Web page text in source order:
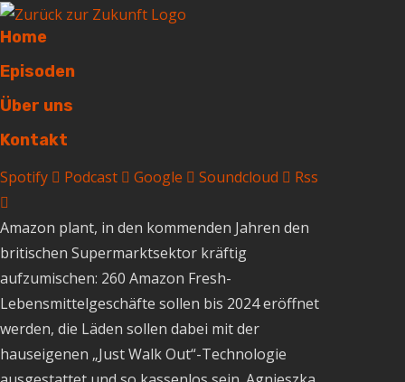
Home
Episoden
Über uns
Kontakt
Spotify
Podcast Google Soundcloud Rss
Amazon plant, in den kommenden Jahren den
britischen Supermarktsektor kräftig
aufzumischen: 260 Amazon Fresh-
Lebensmittelgeschäfte sollen bis 2024 eröffnet
werden, die Läden sollen dabei mit der
hauseigenen „Just Walk Out“-Technologie